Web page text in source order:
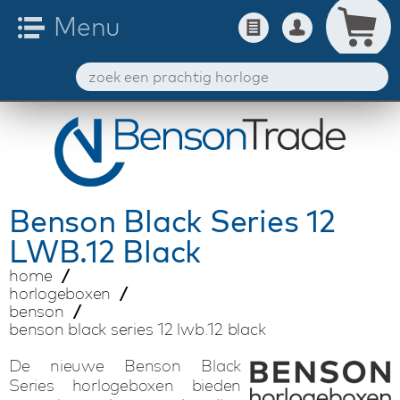
Benson Black Series 12
LWB.12 Black
home
horlogeboxen
benson
benson black series 12 lwb.12 black
De nieuwe Benson Black
Series horlogeboxen bieden